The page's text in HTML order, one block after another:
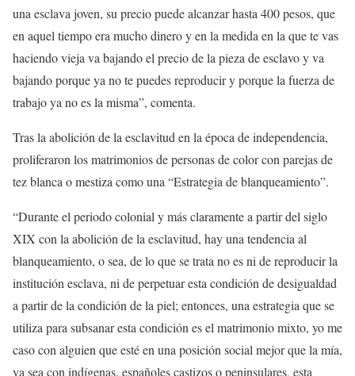
una esclava joven, su precio puede alcanzar hasta 400 pesos, que
en aquel tiempo era mucho dinero y en la medida en la que te vas
haciendo vieja va bajando el precio de la pieza de esclavo y va
bajando porque ya no te puedes reproducir y porque la fuerza de
trabajo ya no es la misma”, comenta.
Tras la abolición de la esclavitud en la época de independencia,
proliferaron los matrimonios de personas de color con parejas de
tez blanca o mestiza como una “Estrategia de blanqueamiento”.
“Durante el periodo colonial y más claramente a partir del siglo
XIX con la abolición de la esclavitud, hay una tendencia al
blanqueamiento, o sea, de lo que se trata no es ni de reproducir la
institución esclava, ni de perpetuar esta condición de desigualdad
a partir de la condición de la piel; entonces, una estrategia que se
utiliza para subsanar esta condición es el matrimonio mixto, yo me
caso con alguien que esté en una posición social mejor que la mía,
ya sea con indígenas, españoles castizos o peninsulares, esta